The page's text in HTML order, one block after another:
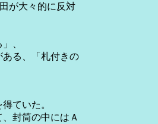
が大々的に反対
、
る、「札付きの
ていた。
封筒の中にはＡ